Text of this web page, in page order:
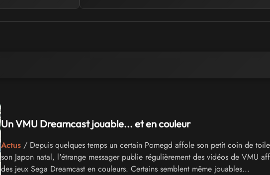
Un VMU Dreamcast jouable... et en couleur
Actus/ Depuis quelques temps un certain Pomegd affole son petit coin de
son Japon natal, l'étrange messager publie régulièrement des vidéos de VMU
des jeux Sega Dreamcast en couleurs. Certains semblent même jouables...